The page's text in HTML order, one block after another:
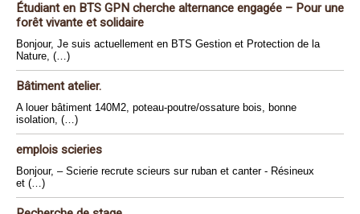
Étudiant en BTS GPN cherche alternance engagée – Pour une
forêt vivante et solidaire
Bonjour, Je suis actuellement en BTS Gestion et Protection de la
Nature, (…)
Bâtiment atelier.
A louer bâtiment 140M2, poteau-poutre/ossature bois, bonne
isolation, (…)
emplois scieries
Bonjour, – Scierie recrute scieurs sur ruban et canter - Résineux
et (…)